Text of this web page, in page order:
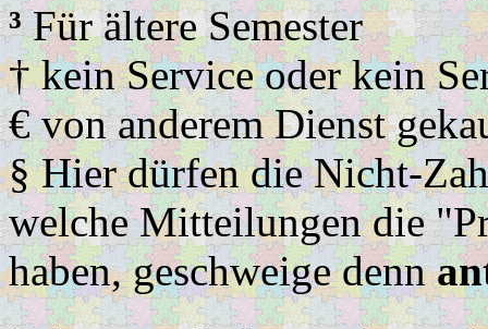
³Für ältere Semester
† kein Service oder kein
€ von anderem Dienst
§ Hier dürfen die Nicht-
welche Mitteilungen die
haben, geschweige denn